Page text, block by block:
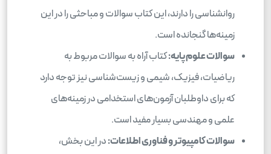
روانشناسی را دارند، این کتاب سوالات و مباحثی را در این
زمینه‌ها گنجانده است.
سوالات علوم پایه:کتاب آراه به سوالات مربوط به
ریاضیات، فیزیک، شیمی و زیست‌شناسی نیز توجه دارد
که برای داوطلبان آزمون‌های استخدامی در زمینه‌های
علمی و مهندسی بسیار مفید است.
سوالات کامپیوتر و فناوری اطلاعات:در این بخش،